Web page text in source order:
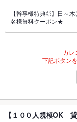
【幹事様特典◎】日～
名様無料クーポン★
カレ
下記ボタン
【１００人規模OK